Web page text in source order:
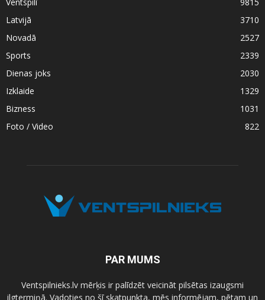
Latvijā
3710
Novadā
2527
Sports
2339
Dienas joks
2030
Izklaide
1329
Bizness
1031
Foto / Video
822
PAR MUMS
Ventspilnieks.lv mērķis ir palīdzēt veicināt pilsētas izaugsmi
ilgtermiņā. Vadoties no šī skatpunkta, mēs informējam, pētam un